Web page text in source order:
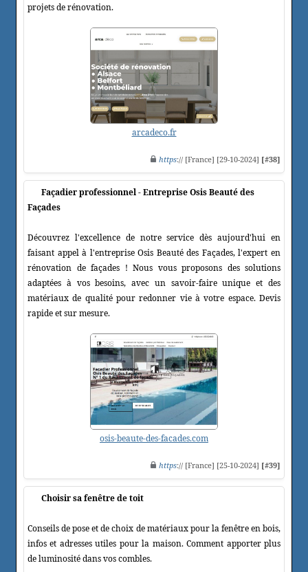
projets de rénovation.
arcadeco.fr
https:// [France] [29-10-2024] [#38]
Façadier professionnel - Entreprise Osis Beauté des
Façades
Découvrez l'excellence de notre service dès aujourd'hui en
faisant appel à l'entreprise Osis Beauté des Façades, l'expert en
rénovation de façades ! Nous vous proposons des solutions
adaptées à vos besoins, avec un savoir-faire unique et des
matériaux de qualité pour redonner vie à votre espace. Devis
rapide et sur mesure.
osis-beaute-des-facades.com
https:// [France] [25-10-2024] [#39]
Choisir sa fenêtre de toit
Conseils de pose et de choix de matériaux pour la fenêtre en bois,
infos et adresses utiles pour la maison. Comment apporter plus
de luminosité dans vos combles.